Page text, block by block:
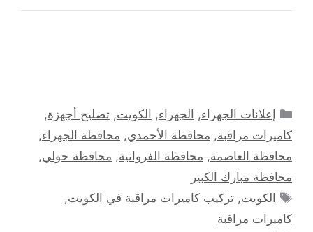
التصنيفات
إعلانات الجهراء, الجهراء, الكويت,تصليح أجهزة,
كاميرات مراقبة, محافظة الأحمدي, محافظة الجهراء,
محافظة العاصمة, محافظة الفروانية, محافظة حولي,
محافظة مبارك الكبير
الوسوم
الكويت,تركيب كاميرات مراقبة في الكويت,
كاميرات مراقبة